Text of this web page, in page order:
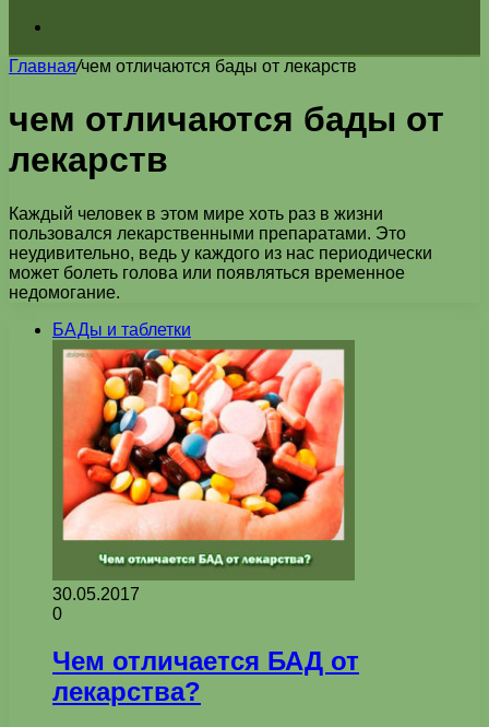
Главная/чем отличаются бады от лекарств
чем отличаются бады от
лекарств
Каждый человек в этом мире хоть раз в жизни
пользовался лекарственными препаратами. Это
неудивительно, ведь у каждого из нас периодически
может болеть голова или появляться временное
недомогание.
БАДы и таблетки
30.05.2017
0
Чем отличается БАД от
лекарства?